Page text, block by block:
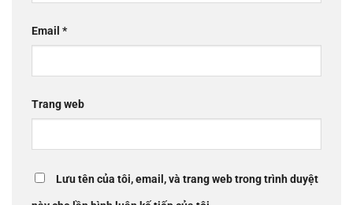
Email *
Trang web
Lưu tên của tôi, email, và trang web trong trình duyệt